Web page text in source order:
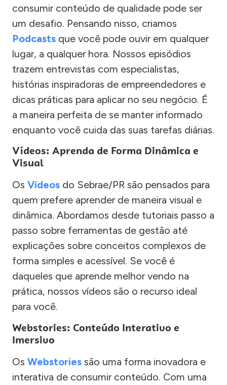
consumir conteúdo de qualidade pode ser
um desafio. Pensando nisso, criamos
Podcasts que você pode ouvir em qualquer
lugar, a qualquer hora. Nossos episódios
trazem entrevistas com especialistas,
histórias inspiradoras de empreendedores e
dicas práticas para aplicar no seu negócio. É
a maneira perfeita de se manter informado
enquanto você cuida das suas tarefas diárias.
Vídeos: Aprenda de Forma Dinâmica e
Visual
Os Vídeos do Sebrae/PR são pensados para
quem prefere aprender de maneira visual e
dinâmica. Abordamos desde tutoriais passo a
passo sobre ferramentas de gestão até
explicações sobre conceitos complexos de
forma simples e acessível. Se você é
daqueles que aprende melhor vendo na
prática, nossos vídeos são o recurso ideal
para você.
Webstories: Conteúdo Interativo e
Imersivo
Os Webstories são uma forma inovadora e
interativa de consumir conteúdo. Com uma